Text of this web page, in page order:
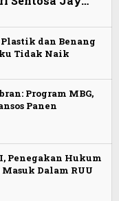
dan Benang
Tidak Naik
Program MBG,
Panen
Penegakan Hukum
Dalam RUU